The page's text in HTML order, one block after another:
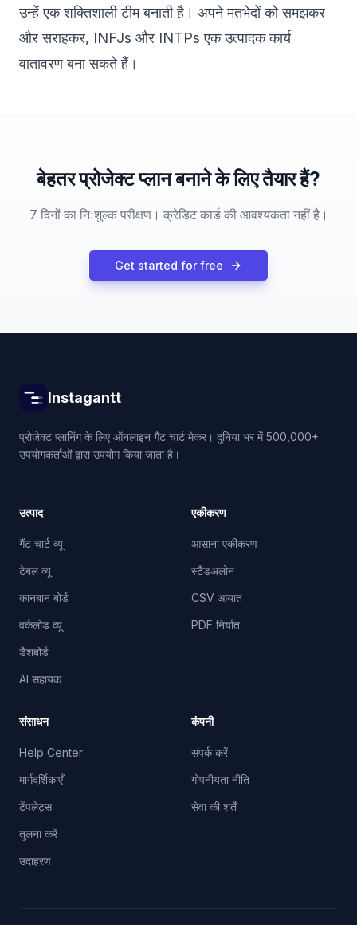
उन्हें एक शक्तिशाली टीम बनाती है। अपने मतभेदों को समझकर
और सराहकर, INFJs और INTPs एक उत्पादक कार्य
वातावरण बना सकते हैं।
बेहतर प्रोजेक्ट प्लान बनाने के लिए तैयार हैं?
7 दिनों का निःशुल्क परीक्षण। क्रेडिट कार्ड की आवश्यकता नहीं है।
Get started for free
Instagantt
प्रोजेक्ट प्लानिंग के लिए ऑनलाइन गैंट चार्ट मेकर। दुनिया भर में 500,000+
उपयोगकर्ताओं द्वारा उपयोग किया जाता है।
उत्पाद
गैंट चार्ट व्यू
टेबल व्यू
कानबान बोर्ड
वर्कलोड व्यू
डैशबोर्ड
AI सहायक
एकीकरण
आसाना एकीकरण
स्टैंडअलोन
CSV आयात
PDF निर्यात
संसाधन
Help Center
मार्गदर्शिकाएँ
टेंपलेट्स
तुलना करें
उदाहरण
कंपनी
संपर्क करें
गोपनीयता नीति
सेवा की शर्तें